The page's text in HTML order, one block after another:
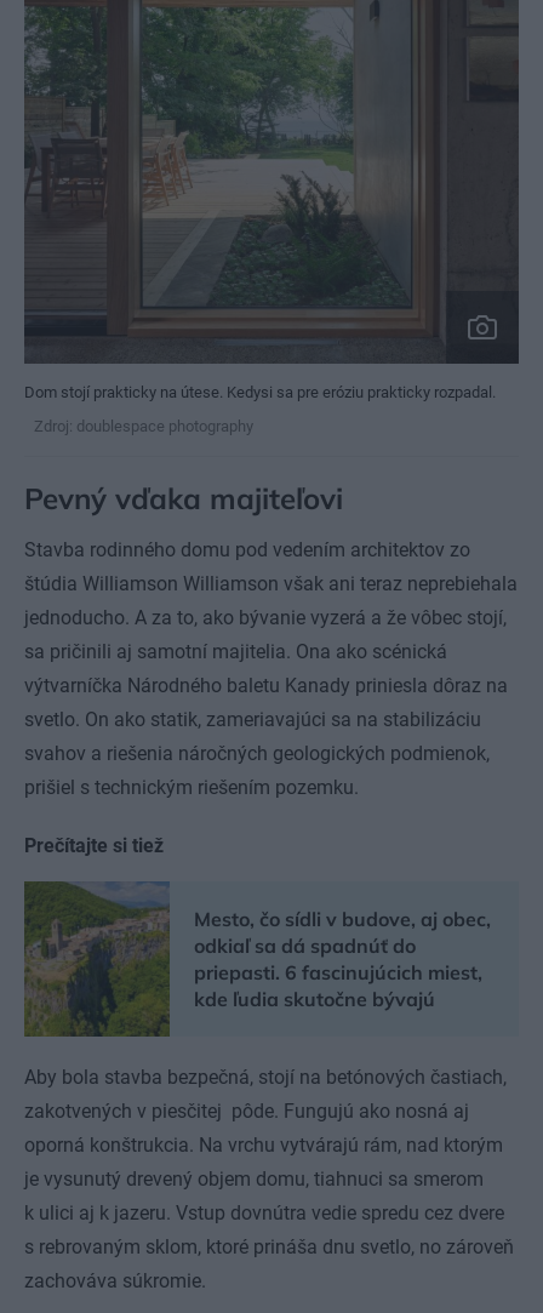
Dom stojí prakticky na útese. Kedysi sa pre eróziu prakticky rozpadal.
Zdroj: doublespace photography
Pevný vďaka majiteľovi
Stavba rodinného domu pod vedením architektov zo
štúdia Williamson Williamson však ani teraz neprebiehala
jednoducho. A za to, ako bývanie vyzerá a že vôbec stojí,
sa pričinili aj samotní majitelia. Ona ako scénická
výtvarníčka Národného baletu Kanady priniesla dôraz na
svetlo. On ako statik, zameriavajúci sa na stabilizáciu
svahov a riešenia náročných geologických podmienok,
prišiel s technickým riešením pozemku.
Prečítajte si tiež
Mesto, čo sídli v budove, aj obec,
odkiaľ sa dá spadnúť do
priepasti. 6 fascinujúcich miest,
kde ľudia skutočne bývajú
Aby bola stavba bezpečná, stojí na betónových častiach,
zakotvených v piesčitej pôde. Fungujú ako nosná aj
oporná konštrukcia. Na vrchu vytvárajú rám, nad ktorým
je vysunutý drevený objem domu, tiahnuci sa smerom
k ulici aj k jazeru. Vstup dovnútra vedie spredu cez dvere
s rebrovaným sklom, ktoré prináša dnu svetlo, no zároveň
zachováva súkromie.